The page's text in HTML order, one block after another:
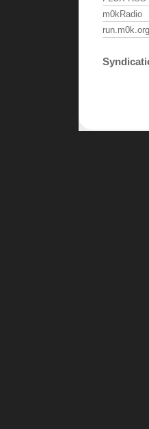
m0kRadio
run.m0k.org